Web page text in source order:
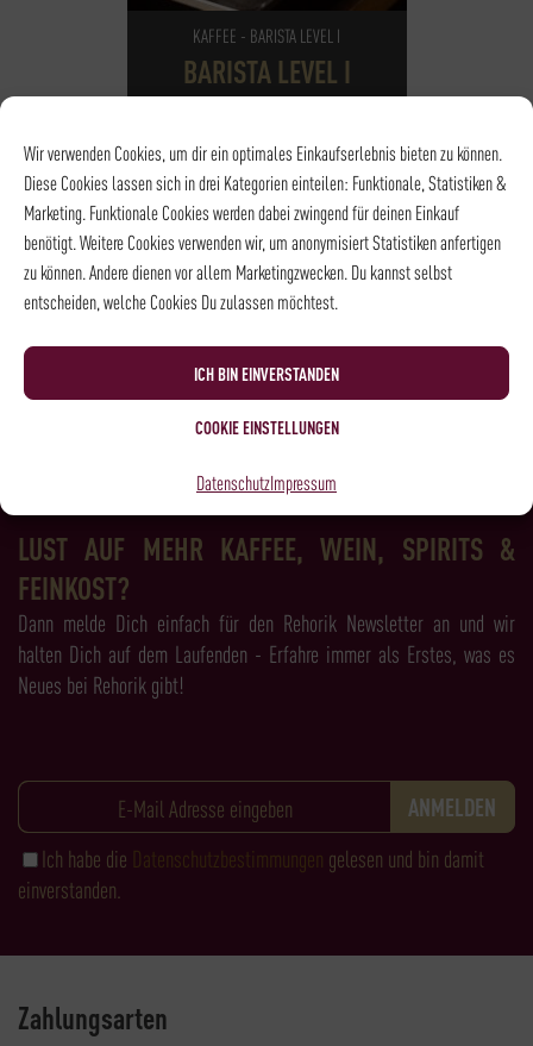
Wir verwenden Cookies, um dir ein optimales Einkaufserlebnis bieten zu können.
Diese Cookies lassen sich in drei Kategorien einteilen: Funktionale, Statistiken &
Marketing. Funktionale Cookies werden dabei zwingend für deinen Einkauf
benötigt. Weitere Cookies verwenden wir, um anonymisiert Statistiken anfertigen
zu können. Andere dienen vor allem Marketingzwecken. Du kannst selbst
entscheiden, welche Cookies Du zulassen möchtest.
ICH BIN EINVERSTANDEN
COOKIE EINSTELLUNGEN
DatenschutzImpressum
KAFFEE - BARISTA LEVEL I
BARISTA LEVEL I
NOCH10PLÄTZE VERFÜGBAR
DATUM 28.09.2026
UHRZEIT 18:15 - 21:15
ORT Rösterei und
Kaffeehaus
NEWSLETTER
LUST AUF MEHR KAFFEE, WEIN, SPIRITS &
FEINKOST?
Dann melde Dich einfach für den Rehorik Newsletter an und wir
halten Dich auf dem Laufenden - Erfahre immer als Erstes, was es
Neues bei Rehorik gibt!
Ich habe die Datenschutzbestimmungen gelesen und bin damit
einverstanden.
Zahlungsarten